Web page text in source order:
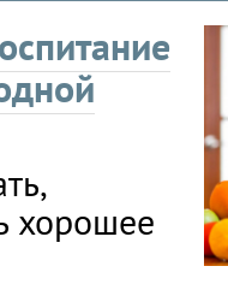
хорошее